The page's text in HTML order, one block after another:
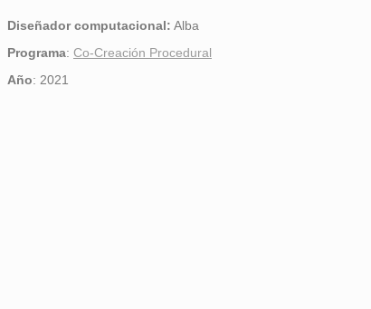
Diseñador computacional: Alba
Programa: Co-Creación Procedural
Año: 2021